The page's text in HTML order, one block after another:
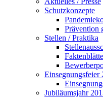
Schutzkonzepte
Prävention
Stellen / Praktika
Einsegnungsfeier
Jubiläumsjahr